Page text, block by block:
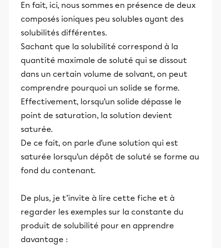
En fait, ici, nous sommes en présence de deux
composés ioniques peu solubles ayant des
solubilités différentes.
Sachant que la solubilité correspond à la
quantité maximale de soluté qui se dissout
dans un certain volume de solvant, on peut
comprendre pourquoi un solide se forme.
Effectivement, lorsqu’un solide dépasse le
point de saturation, la solution devient
saturée.
De ce fait, on parle d’une solution qui est
saturée lorsqu’un dépôt de soluté se forme au
fond du contenant.
De plus, je t’invite à lire cette fiche et à
regarder les exemples sur la constante du
produit de solubilité pour en apprendre
davantage :